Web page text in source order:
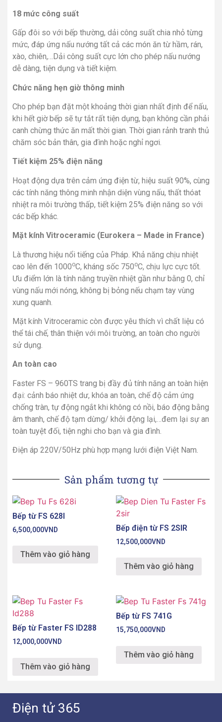
18 mức công suất
Gấp đôi so với bếp thường, dải công suất chia nhỏ từng
mức, đáp ứng nấu nướng tất cả các món ăn từ hầm, rán,
xào, chiên,…Dải công suất cực lớn cho phép nấu nướng
dễ dàng, tiện dụng và tiết kiệm.
Chức năng hẹn giờ thông minh
Cho phép bạn đặt một khoảng thời gian nhất định để nấu,
khi hết giờ bếp sẽ tự tắt rất tiện dụng, bạn không cần phải
canh chừng thức ăn mất thời gian. Thời gian rảnh tranh thủ
chăm sóc bản thân, gia đình hoặc nghỉ ngơi.
Tiết kiệm 25% điện năng
Hoạt động dựa trên cảm ứng điện từ, hiệu suất 90%, cùng
các tính năng thông minh nhận diện vùng nấu, thất thóat
nhiệt ra môi trường thấp, tiết kiệm 25% điện năng so với
các bếp khác.
Mặt kính Vitroceramic (Eurokera – Made in France)
Là thương hiệu nổi tiếng của Pháp. Khả năng chịu nhiệt
cao lên đến 1000oC, kháng sốc 750oC, chịu lực cực tốt.
Ưu điểm lớn là tính năng truyền nhiệt gần như bằng 0, chỉ
vùng nấu mới nóng, không bị bỏng nếu chạm tay vùng
xung quanh.
Mặt kính Vitroceramic còn được yêu thích vì chất liệu có
thể tái chế, thân thiện với môi trường, an toàn cho người
sử dụng.
An toàn cao
Faster FS – 960TS trang bị đầy đủ tính năng an toàn hiện
đại: cảnh báo nhiệt dư, khóa an toàn, chế độ cảm ứng
chống tràn, tự động ngắt khi không có nồi, báo động bằng
âm thanh, chế độ tạm dừng/ khởi động lại,…đem lại sự an
toàn tuyệt đối, tiện nghi cho bạn và gia đình.
Điện áp 220V/50Hz phù hợp mạng lưới điện Việt Nam.
Sản phẩm tương tự
Bếp từ FS 628I
6,500,000VND
Thêm vào giỏ hàng
Bếp điện từ FS 2SIR
12,500,000VND
Thêm vào giỏ hàng
Bếp từ Faster FS ID288
12,000,000VND
Thêm vào giỏ hàng
Bếp từ FS 741G
15,750,000VND
Thêm vào giỏ hàng
Điện tử 365